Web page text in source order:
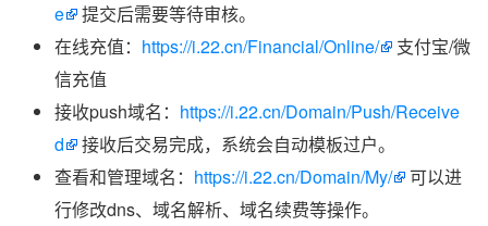
e
提交后需要等待审核。
在线充值： https://i.22.cn/Financial/Online/
支付宝/微
信充值
接收push域名： https://i.22.cn/Domain/Push/Receive
d
接收后交易完成，系统会自动模板过户。
查看和管理域名： https://i.22.cn/Domain/My/
可以进
行修改dns、域名解析、域名续费等操作。